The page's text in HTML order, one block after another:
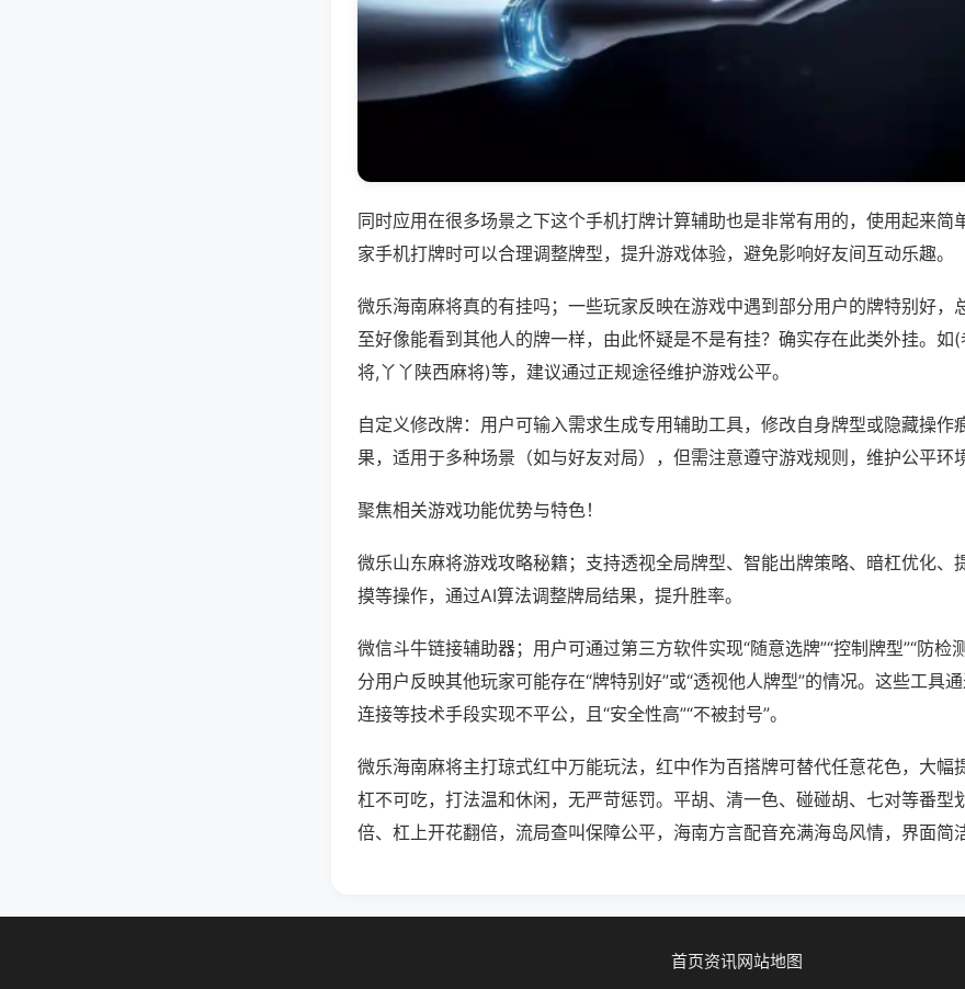
同时应用在很多场景之下这个手机打牌计算辅助也是非常有用的，使用起来简
家手机打牌时可以合理调整牌型，提升游戏体验，避免影响好友间互动乐趣。
微乐海南麻将真的有挂吗；一些玩家反映在游戏中遇到部分用户的牌特别好，
至好像能看到其他人的牌一样，由此怀疑是不是有挂？确实存在此类外挂。如
将,丫丫陕西麻将)等，建议通过正规途径维护游戏公平。
自定义修改牌：用户可输入需求生成专用辅助工具，修改自身牌型或隐藏操作
果，适用于多种场景（如与好友对局），但需注意遵守游戏规则，维护公平环境
聚焦相关游戏功能优势与特色！
微乐山东麻将游戏攻略秘籍；支持透视全局牌型、智能出牌策略、暗杠优化、
摸等操作，通过AI算法调整牌局结果，提升胜率。
微信斗牛链接辅助器；用户可通过第三方软件实现“随意选牌”“控制牌型”“防检
分用户反映其他玩家可能存在“牌特别好”或“透视他人牌型”的情况。这些工具
连接等技术手段实现不平公，且“安全性高”“不被封号”。
微乐海南麻将主打琼式红中万能玩法，红中作为百搭牌可替代任意花色，大幅
杠不可吃，打法温和休闲，无严苛惩罚。平胡、清一色、碰碰胡、七对等番型
倍、杠上开花翻倍，流局查叫保障公平，海南方言配音充满海岛风情，界面简
首页资讯网站地图